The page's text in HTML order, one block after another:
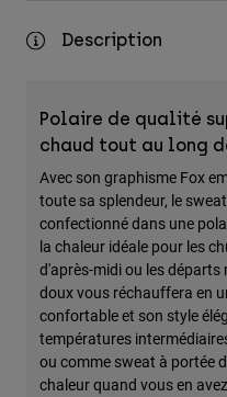
Chapeaux et Casquettes
Description
Polaire de qualité
chaud tout au long
Avec son graphisme Fox
toute sa splendeur, le
confectionné dans une
la chaleur idéale pour les
d'après-midi ou les
doux vous réchauffera en
confortable et son style
températures
ou comme sweat à portée
chaleur quand vous en